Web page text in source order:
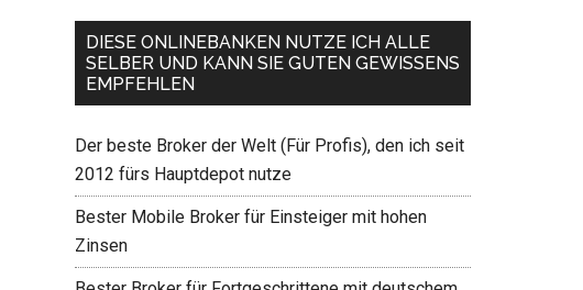
DIESE ONLINEBANKEN NUTZE ICH ALLE
SELBER UND KANN SIE GUTEN GEWISSENS
EMPFEHLEN
Der beste Broker der Welt (Für Profis), den ich seit
2012 fürs Hauptdepot nutze
Bester Mobile Broker für Einsteiger mit hohen
Zinsen